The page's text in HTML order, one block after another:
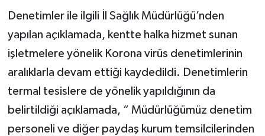
Denetimler ile ilgili İl Sağlık Müdürlüğü’nden
yapılan açıklamada, kentte halka hizmet sunan
işletmelere yönelik Korona virüs denetimlerinin
aralıklarla devam ettiği kaydedildi. Denetimlerin
termal tesislere de yönelik yapıldığının da
belirtildiği açıklamada, “ Müdürlüğümüz denetim
personeli ve diğer paydaş kurum temsilcilerinden